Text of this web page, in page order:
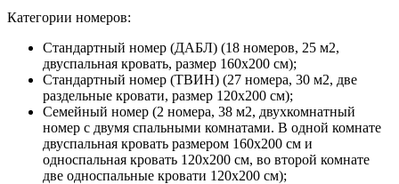
Категории номеров:
Стандартный номер (ДАБЛ) (18 номеров, 25 м2,
двуспальная кровать, размер 160х200 см);
Стандартный номер (ТВИН) (27 номера, 30 м2, две
раздельные кровати, размер 120х200 см);
Семейный номер (2 номера, 38 м2, двухкомнатный
номер с двумя спальными комнатами. В одной комнате
двуспальная кровать размером 160х200 см и
односпальная кровать 120х200 см, во второй комнате
две односпальные кровати 120х200 см);